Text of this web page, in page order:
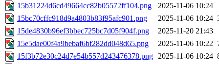
15b31224d6cd49664cc82b05572ff104.png
2025-11-06 10:24
15bc70cffc918d9a4803b83f95afc901.png
2025-11-06 10:24
15de4830b96ef3bbec725bc7d05f904f.png
2025-11-20 21:43
15e5dae00f4a9bebaf6bf282dd048d65.png
2025-11-06 10:22
15f3b72e30c24d7e54b557d243476378.png 2025-11-06 10:24